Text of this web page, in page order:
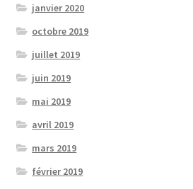
janvier 2020
octobre 2019
juillet 2019
juin 2019
mai 2019
avril 2019
mars 2019
février 2019